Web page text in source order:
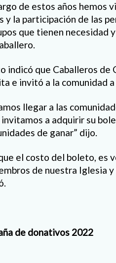
de estos años hemos
y la participación de las
que tienen necesidad
indicó que Caballeros de
e invitó a la comunidad
llegar a las
invitamos a adquirir su
de ganar” dijo.
el costo del boleto, es
de nuestra Iglesia
de donativos 2022